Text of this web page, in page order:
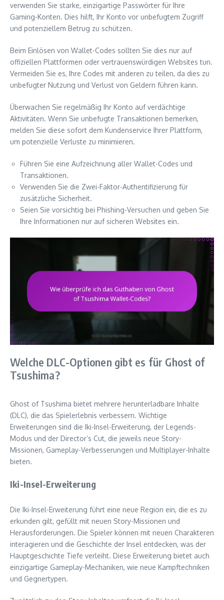
verwenden Sie starke, einzigartige Passwörter für Ihre
Gaming-Konten. Dies hilft, Ihr Konto vor unbefugtem Zugriff
und potenziellem Betrug zu schützen.
Beim Einlösen von Wallet-Codes sollten Sie dies nur auf
offiziellen Plattformen oder vertrauenswürdigen Websites tun.
Vermeiden Sie es, Ihre Codes mit anderen zu teilen, da dies zu
unbefugter Nutzung und Verlust von Geldern führen kann.
Überwachen Sie regelmäßig Ihr Konto auf verdächtige
Aktivitäten. Wenn Sie unbefugte Transaktionen bemerken,
melden Sie diese sofort dem Kundenservice Ihrer Plattform,
um potenzielle Verluste zu minimieren.
Führen Sie eine Aufzeichnung aller Wallet-Codes und
Transaktionen.
Verwenden Sie die Zwei-Faktor-Authentifizierung für
zusätzliche Sicherheit.
Seien Sie vorsichtig bei Phishing-Versuchen und geben Sie
Ihre Informationen nur auf sicheren Websites ein.
Welche DLC-Optionen gibt es für Ghost of
Tsushima?
Ghost of Tsushima bietet mehrere herunterladbare Inhalte
(DLC), die das Spielerlebnis verbessern. Wichtige
Erweiterungen sind die Iki-Insel-Erweiterung, der Legends-
Modus und der Director’s Cut, die jeweils neue Story-
Missionen, Gameplay-Verbesserungen und Multiplayer-Inhalte
bieten.
Iki-Insel-Erweiterung
Die Iki-Insel-Erweiterung führt eine neue Region ein, die es zu
erkunden gilt, gefüllt mit neuen Story-Missionen und
Herausforderungen. Die Spieler können mit neuen Charakteren
interagieren und die Geschichte der Insel entdecken, was der
Hauptgeschichte Tiefe verleiht. Diese Erweiterung bietet auch
einzigartige Gameplay-Mechaniken, wie neue Kampftechniken
und Gegnertypen.